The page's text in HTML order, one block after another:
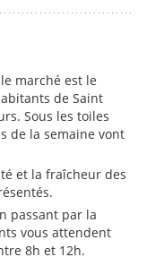
marché est le
de Saint
Sous les toiles
de la semaine vont
et la fraîcheur des
passant par la
vous attendent
8h et 12h.